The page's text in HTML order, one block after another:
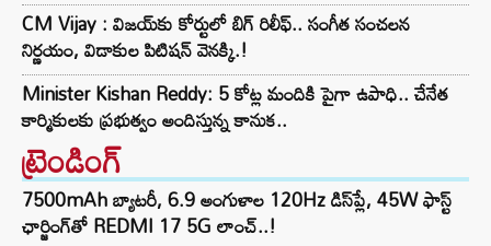
CM Vijay : విజయ్‌కు కోర్టులో బిగ్ రిలీఫ్.. సంగీత సంచలన
నిర్ణయం, విడాకుల పిటిషన్ వెనక్కి.!
Minister Kishan Reddy: 5 కోట్ల మందికి పైగా ఉపాధి.. చేనేత
కార్మికులకు ప్రభుత్వం అందిస్తున్న కానుక..
ట్రెండింగ్‌
7500mAh బ్యాటరీ, 6.9 అంగుళాల 120Hz డిస్‌ప్లే, 45W ఫాస్ట్
ఛార్జింగ్‌తో REDMI 17 5G లాంచ్..!